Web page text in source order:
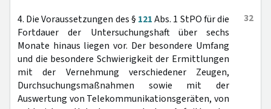
32
4. Die Voraussetzungen des § 121Abs. 1 StPO für die
Fortdauer der Untersuchungshaft über sechs
Monate hinaus liegen vor. Der besondere Umfang
und die besondere Schwierigkeit der Ermittlungen
mit der Vernehmung verschiedener Zeugen,
Durchsuchungsmaßnahmen sowie mit der
Auswertung von Telekommunikationsgeräten, von